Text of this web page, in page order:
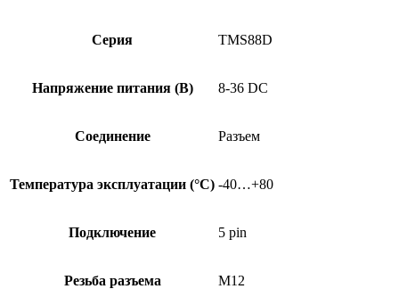
Серия TMS88D
Напряжение питания (В) 8-36 DC
Соединение Разъем
Температура эксплуатации (°C) -40…+80
Подключение 5 pin
Резьба разъема M12